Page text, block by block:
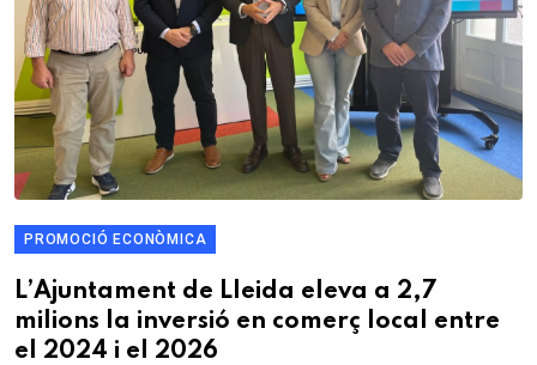
PROMOCIÓ ECONÒMICA
L’Ajuntament de Lleida eleva a 2,7
milions la inversió en comerç local entre
el 2024 i el 2026